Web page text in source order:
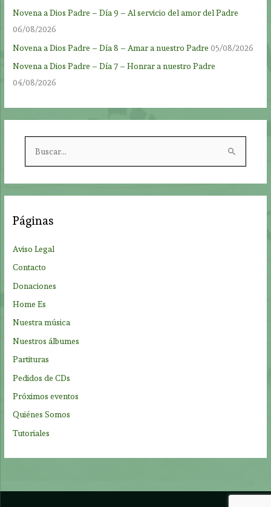
Novena a Dios Padre – Día 9 – Al servicio del amor del Padre
06/08/2026
Novena a Dios Padre – Día 8 – Amar a nuestro Padre 05/08/2026
Novena a Dios Padre – Día 7 – Honrar a nuestro Padre
04/08/2026
c
r
:
Páginas
Aviso Legal
Contacto
Donaciones
Home Es
Nuestra música
Nuestros álbumes
Partituras
Pedidos de CDs
Próximos eventos
Quiénes Somos
Tutoriales